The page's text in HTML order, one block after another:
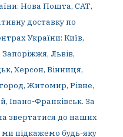
Нова Пошта, САТ,
доставку по
України: Київ,
Львів,
Херсон, Вінниця,
Житомир, Рівне,
Івано-Франківськ. За
звертатися до наших
ми підкажемо будь-яку